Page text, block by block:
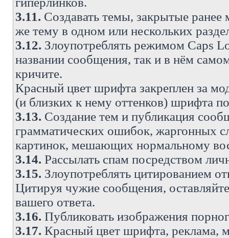
3.11. Создавать темы, закрытые ранее
же тему в одном или нескольких
3.12. Злоупотреблять режимом Caps
названии сообщения, так и в нём
кричите.
Красный цвет шрифта закреплен за
(и близких к нему оттенков) шрифта
3.13. Создание тем и публикация
грамматических ошибок, жаргонных
картинок, мешающих нормальному
3.14. Рассылать спам посредством
3.15. Злоупотреблять цитированием
Цитируя чужие сообщения,
вашего ответа.
3.16. Публиковать изображения
3.17. Красный цвет шрифта, реклама,